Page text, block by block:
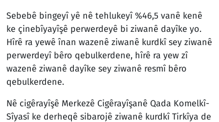
Sebebê bingeyî yê nê tehlukeyî %46,5 vanê kenê
ke çinebîyayîşê perwerdeyê bi ziwanê dayîke yo.
Hîrê ra yewê înan wazenê ziwanê kurdkî sey ziwanê
perwerdeyî bêro qebulkerdene, hîrê ra yew zî
wazenê ziwanê dayîke sey ziwanê resmî bêro
qebulkerdene.
Nê cigêrayîşê Merkezê Cigêrayîşanê Qada Komelkî-
Sîyasî ke derheqê sibarojê ziwanê kurdkî Tirkîya de